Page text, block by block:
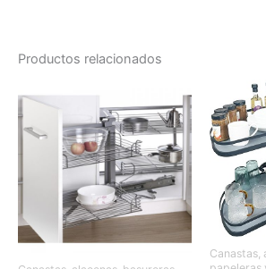
Productos relacionados
Canastas,